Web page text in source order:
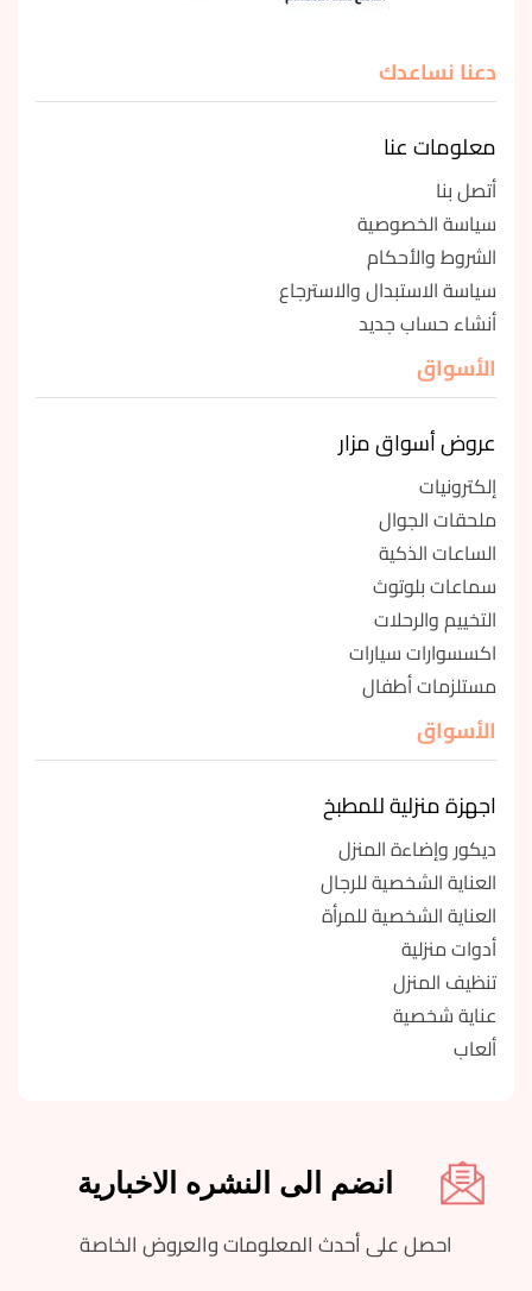
دعنا نساعدك
معلومات عنا
أتصل بنا
سياسة الخصوصية
الشروط والأحكام
سياسة الاستبدال والاسترجاع
أنشاء حساب جديد
الأسواق
عروض أسواق مزار
إلكترونيات
ملحقات الجوال
الساعات الذكية
سماعات بلوتوث
التخييم والرحلات
اكسسوارات سيارات
مستلزمات أطفال
الأسواق
اجهزة منزلية للمطبخ
ديكور وإضاءة المنزل
العناية الشخصية للرجال
العناية الشخصية للمرأة
أدوات منزلية
تنظيف المنزل
عناية شخصية
ألعاب
انضم الى النشره الاخبارية
احصل على أحدث المعلومات والعروض الخاصة